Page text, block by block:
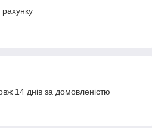
14 днів за домовленістю